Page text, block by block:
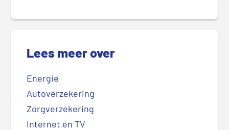
Lees meer over
Energie
Autoverzekering
Zorgverzekering
Internet en TV